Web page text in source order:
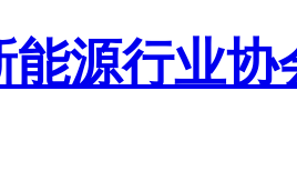
能源行业